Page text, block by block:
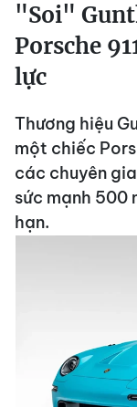
"Soi"
Porsche
lực
Thương hiệu
một chiếc
các chuyên
sức mạnh 500
hạn.